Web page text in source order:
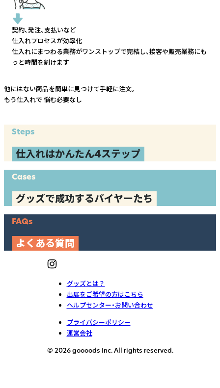
契約、発注、支払いなど
仕入れプロセスが効率化
仕入れにまつわる業務がワンストップで完結し、接客や販売業務にも
っと時間を割けます
他にはない商品を簡単に見つけて手軽に注文。
もう仕入れで 悩む必要なし
Steps
仕入れはかんたん4ステップ
Cases
グッズで成功するバイヤーたち
FAQs
よくある質問
グッズとは？
出展をご希望の方はこちら
ヘルプセンター・お問い合わせ
プライバシーポリシー
運営会社
© 2026 goooods Inc. All rights reserved.